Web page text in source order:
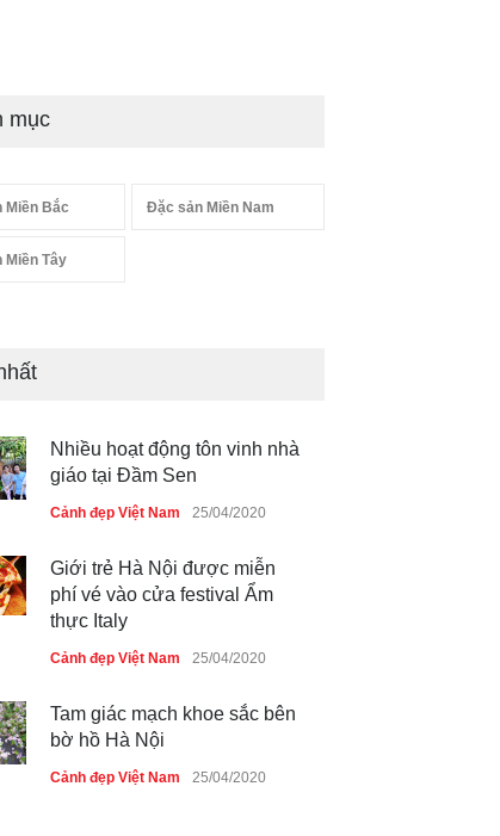
mục
Miền Bắc Đặc sản Miền Nam
Miền Tây
Nhiều hoạt động tôn vinh nhà
giáo tại Đầm Sen
Cảnh đẹp Việt Nam 25/04/2020
Giới trẻ Hà Nội được miễn
phí vé vào cửa festival Ẩm
thực Italy
Cảnh đẹp Việt Nam 25/04/2020
Tam giác mạch khoe sắc bên
bờ hồ Hà Nội
Cảnh đẹp Việt Nam 25/04/2020